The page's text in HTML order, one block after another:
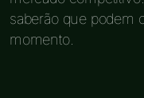
saberão que podem
momento.